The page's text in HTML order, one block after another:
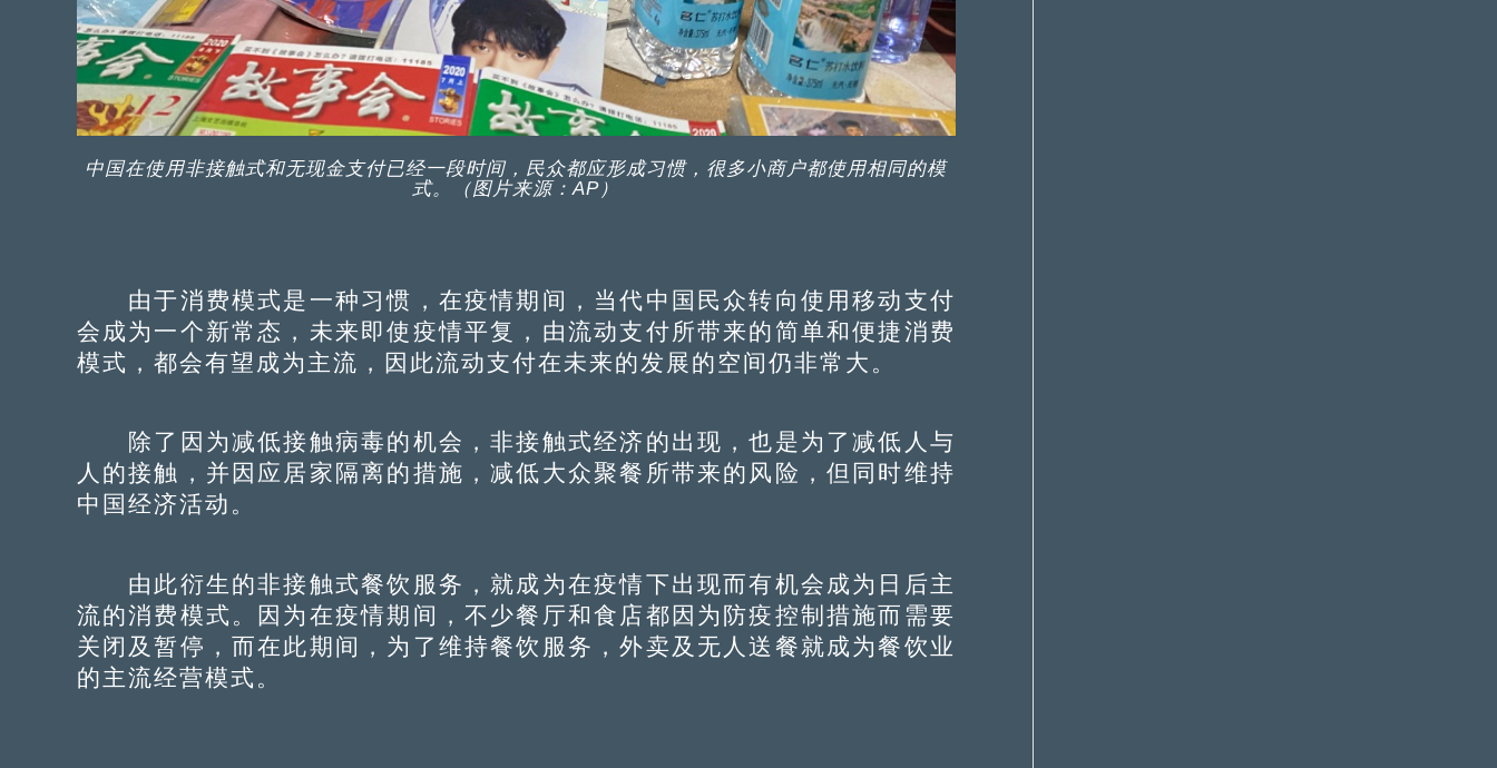
中国在使用非接触式和无现金支付已经一段时间，民众都应形成习惯，很多小商户都使用相同的模
式。（图片来源：AP）
由于消费模式是一种习惯，在疫情期间，当代中国民众转向使用移动支付
会成为一个新常态，未来即使疫情平复，由流动支付所带来的简单和便捷消费
模式，都会有望成为主流，因此流动支付在未来的发展的空间仍非常大。
除了因为减低接触病毒的机会，非接触式经济的出现，也是为了减低人与
人的接触，并因应居家隔离的措施，减低大众聚餐所带来的风险，但同时维持
中国经济活动。
由此衍生的非接触式餐饮服务，就成为在疫情下出现而有机会成为日后主
流的消费模式。因为在疫情期间，不少餐厅和食店都因为防疫控制措施而需要
关闭及暂停，而在此期间，为了维持餐饮服务，外卖及无人送餐就成为餐饮业
的主流经营模式。